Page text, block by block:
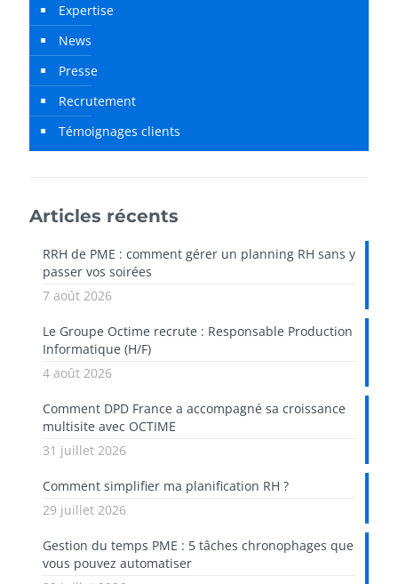
Expertise
News
Presse
Recrutement
Témoignages clients
Articles récents
RRH de PME : comment gérer un planning RH sans y
passer vos soirées
7 août 2026
Le Groupe Octime recrute : Responsable Production
Informatique (H/F)
4 août 2026
Comment DPD France a accompagné sa croissance
multisite avec OCTIME
31 juillet 2026
Comment simplifier ma planification RH ?
29 juillet 2026
Gestion du temps PME : 5 tâches chronophages que
vous pouvez automatiser